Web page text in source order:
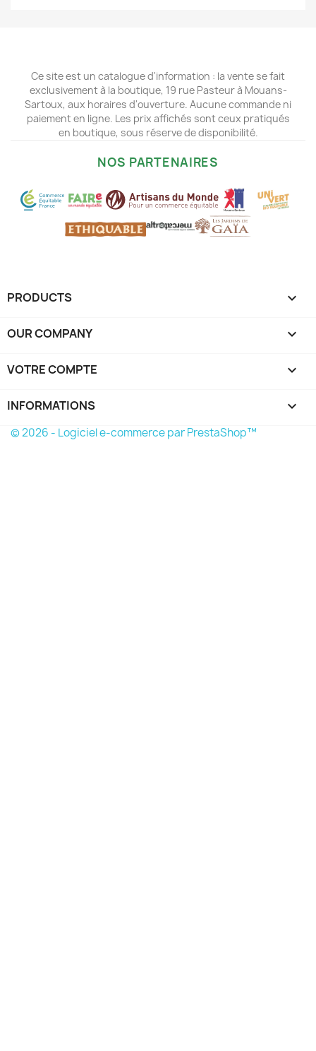
Ce site est un catalogue d'information : la vente se fait
exclusivement à la boutique, 19 rue Pasteur à Mouans-
Sartoux, aux horaires d'ouverture. Aucune commande ni
paiement en ligne. Les prix affichés sont ceux pratiqués
en boutique, sous réserve de disponibilité.
NOS PARTENAIRES
PRODUCTS 
OUR COMPANY 
VOTRE COMPTE 
INFORMATIONS keyboard_arrow_down
© 2026 - Logiciel e-commerce par PrestaShop™